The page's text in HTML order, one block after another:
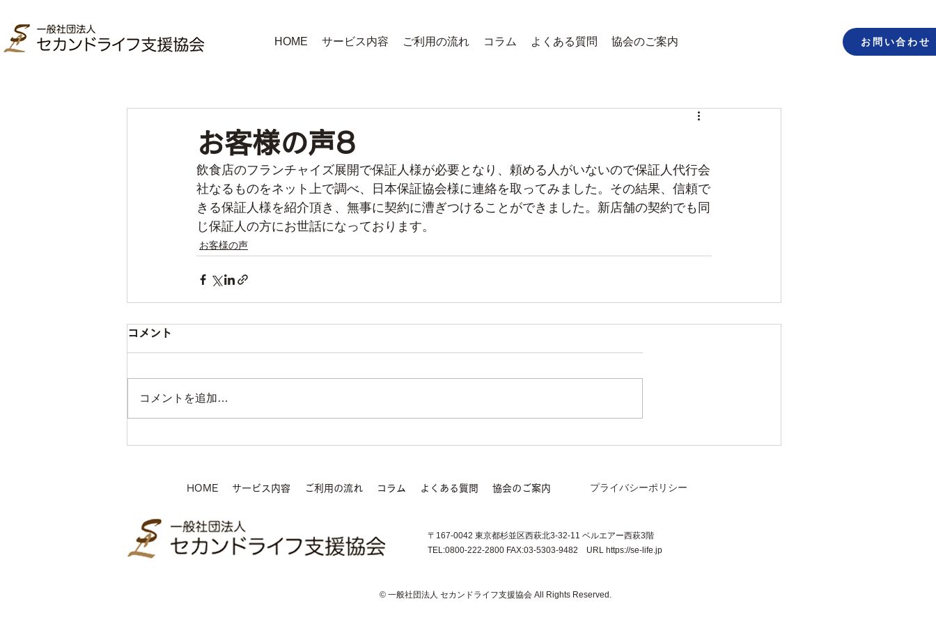
HOME サービス内容 ご利用の流れ コラム よくある質問 協会のご案内 お問い合わせ
お客様の声8
飲食店のフランチャイズ展開で保証人様が必要となり、頼める人がいないので保証人代行会
社なるものをネット上で調べ、日本保証協会様に連絡を取ってみました。その結果、信頼で
きる保証人様を紹介頂き、無事に契約に漕ぎつけることができました。新店舗の契約でも同
じ保証人の方にお世話になっております。
お客様の声
コメント
コメントを追加…
HOME サービス内容 ご利用の流れ コラム よくある質問 協会のご案内 プライバシーポリシー
〒167-0042 東京都杉並区西萩北3-32-11 ベルエアー西萩3階
TEL:0800-222-2800 FAX:03-5303-9482 URL https://se-life.jp
© 一般社団法人 セカンドライフ支援協会 All Rights Reserved.